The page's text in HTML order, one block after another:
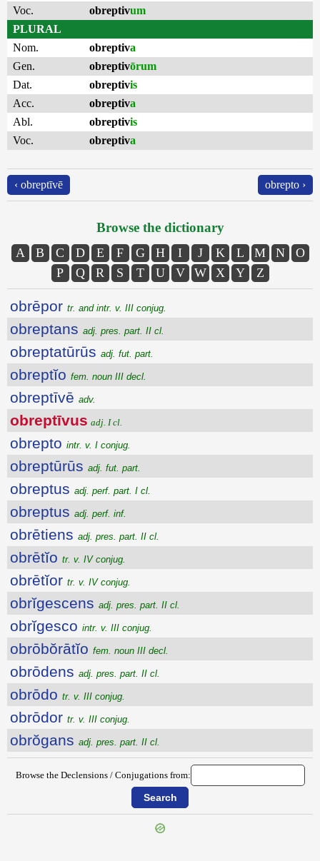
Voc. obreptivum
PLURAL
Nom.
obreptiva
Gen.
obreptivōrum
Dat.
obreptivis
Acc.
obreptiva
Abl.
obreptivis
Voc.
obreptiva
‹ obreptīvē obrepto ›
Browse the dictionary
A B C D E F G H I J K L M N
O
P
Q R S T U V W X Y Z
obrēpor tr. and intr. v. III conjug.
obreptans adj. pres. part. II cl.
obreptatūrūs adj. fut. part.
obreptĭo fem. noun III decl.
obreptīvē adv.
obreptīvus adj. I cl.
obrepto intr. v. I conjug.
obreptūrūs adj. fut. part.
obreptus adj. perf. part. I cl.
obreptus adj. perf. inf.
obrētiens adj. pres. part. II cl.
obrētĭo tr. v. IV conjug.
obrētĭor tr. v. IV conjug.
obrĭgescens adj. pres. part. II cl.
obrĭgesco intr. v. III conjug.
obrōbŏrātĭo fem. noun III decl.
obrōdens adj. pres. part. II cl.
obrōdo tr. v. III conjug.
obrōdor tr. v. III conjug.
obrŏgans adj. pres. part. II cl.
Browse the Declensions / Conjugations from: